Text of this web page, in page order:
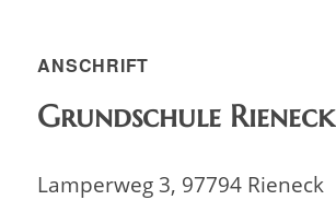
ANSCHRIFT
Grundschule Rieneck
Lamperweg 3, 97794 Rieneck